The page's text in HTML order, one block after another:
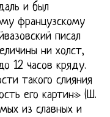
и был
французскому
писал
ни холст,
12 часов кряду.
такого слияния
его картин» (Ш.
из славных и